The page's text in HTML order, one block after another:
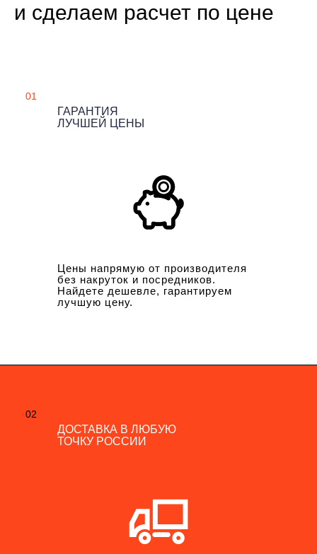
и сделаем расчет по цене
01
ГАРАНТИЯ
ЛУЧШЕЙ ЦЕНЫ
Цены напрямую от производителя
без накруток и посредников.
Найдете дешевле, гарантируем
лучшую цену.
02
ДОСТАВКА В ЛЮБУЮ
ТОЧКУ РОССИИ
02
ДОСТАВКА В ЛЮБУЮ
ТОЧКУ РОССИИ